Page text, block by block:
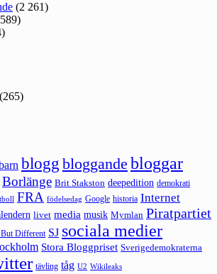
(2 261)
(265)
blogg bloggande bloggar
Borlänge Brit Stakston deepedition demokrati
FRA födelsedag Google historia Internet
livet media musik Mymlan Piratpartiet
But Different SJ sociala medier
Stora Bloggpriset Sverigedemokraterna
tävling tåg U2 Wikileaks